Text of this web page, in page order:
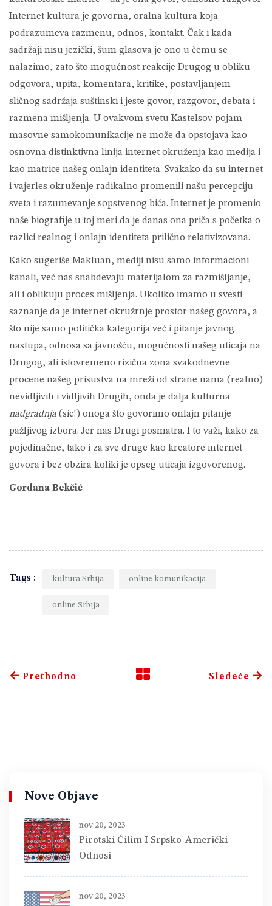
Internet kultura je govorna, oralna kultura koja
podrazumeva razmenu, odnos, kontakt. Čak i kada
sadržaji nisu jezički, šum glasova je ono u čemu se
nalazimo, zato što mogućnost reakcije Drugog u obliku
odgovora, upita, komentara, kritike, postavljanjem
sličnog sadržaja suštinski i jeste govor, razgovor, debata i
razmena mišljenja. U ovakvom svetu Kastelsov pojam
masovne samokomunikacije ne može da opstojava kao
osnovna distinktivna linija internet okruženja kao medija i
kao matrice našeg onlajn identiteta. Svakako da su internet
i vajerles okruženje radikalno promenili našu percepciju
sveta i razumevanje sopstvenog bića. Internet je promenio
naše biografije u toj meri da je danas ona priča s početka o
razlici realnog i onlajn identiteta prilično relativizovana.
Kako sugeriše Makluan, mediji nisu samo informacioni
kanali, već nas snabdevaju materijalom za razmišljanje,
ali i oblikuju proces mišljenja. Ukoliko imamo u svesti
saznanje da je internet okružrnje prostor našeg govora, a
što nije samo politička kategorija već i pitanje javnog
nastupa, odnosa sa javnošću, mogućnosti našeg uticaja na
Drugog, ali istovremeno rizična zona svakodnevne
procene našeg prisustva na mreži od strane nama (realno)
nevidljivih i vidljivih Drugih, onda je dalja kulturna
nadgradnja (sic!) onoga što govorimo onlajn pitanje
pažljivog izbora. Jer nas Drugi posmatra. I to važi, kako za
pojedinačne, tako i za sve druge kao kreatore internet
govora i bez obzira koliki je opseg uticaja izgovorenog.
Gordana Bekčić
Tags : kultura Srbija online komunikacija
online Srbija
Prethodno Sledeće
Nove Objave
nov 20, 2023
Pirotski Ćilim I Srpsko-Američki
Odnosi
nov 20, 2023